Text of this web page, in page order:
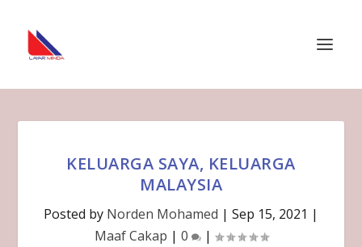
KELUARGA SAYA, KELUARGA
MALAYSIA
Posted by Norden Mohamed | Sep 15, 2021 |
Maaf Cakap | 0 |